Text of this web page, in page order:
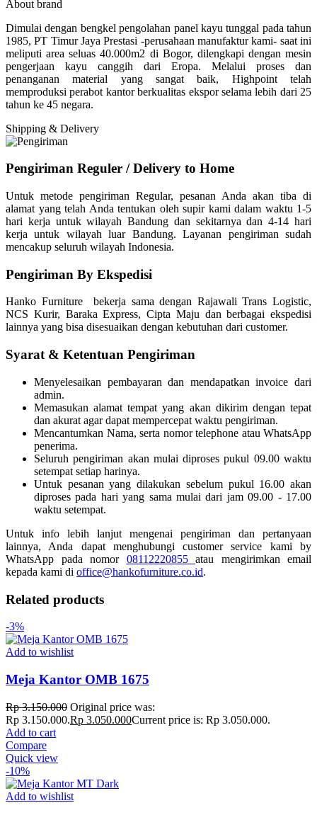
About brand
Dimulai dengan bengkel pengolahan panel kayu tunggal pada tahun
1985, PT Timur Jaya Prestasi -perusahaan manufaktur kami- saat ini
meliputi area seluas 40.000m2 di Bogor, dilengkapi dengan mesin
pengerjaan kayu canggih dari Eropa. Melalui proses dan
penanganan material yang sangat baik, Highpoint telah
memproduksi perabot kantor berkualitas ekspor selama lebih dari 25
tahun ke 45 negara.
Shipping & Delivery
Pengiriman Reguler / Delivery to Home
Untuk metode pengiriman Regular, pesanan Anda akan tiba di
alamat yang telah Anda tentukan oleh supir kami dalam waktu 1-5
hari kerja untuk wilayah Bandung dan sekitarnya dan 4-14 hari
kerja untuk wilayah luar Bandung. Layanan pengiriman sudah
mencakup seluruh wilayah Indonesia.
Pengiriman By Ekspedisi
Hanko Furniture bekerja sama dengan Rajawali Trans Logistic,
NCS Kurir, Baraka Express, Cipta Maju dan berbagai ekspedisi
lainnya yang bisa disesuaikan dengan kebutuhan dari customer.
Syarat & Ketentuan Pengiriman
Menyelesaikan pembayaran dan mendapatkan invoice dari
admin.
Memasukan alamat tempat yang akan dikirim dengan tepat
dan akurat agar dapat mempercepat waktu pengiriman.
Mencantumkan Nama, serta nomor telephone atau WhatsApp
penerima.
Seluruh pengiriman akan mulai diproses pukul 09.00 waktu
setempat setiap harinya.
Untuk pesanan yang dilakukan sebelum pukul 16.00 akan
diproses pada hari yang sama mulai dari jam 09.00 - 17.00
waktu setempat.
Untuk info lebih lanjut mengenai pengiriman dan pertanyaan
lainnya, Anda dapat menghubungi customer service kami by
WhatsApp pada nomor 08112220855 atau mengirimkan email
kepada kami di office@hankofurniture.co.id.
Related products
-3%
Add to wishlist
Meja Kantor OMB 1675
Rp3.150.000 Original price was:
Rp 3.150.000.Rp 3.050.000Current price is: Rp 3.050.000.
Add to cart
Compare
Quick view
-10%
Add to wishlist